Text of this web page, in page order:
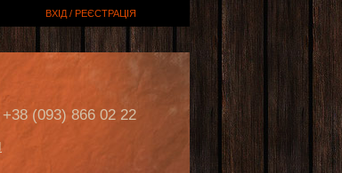
ВХІД / РЕЄСТРАЦІЯ
+38 (093) 866 02 22